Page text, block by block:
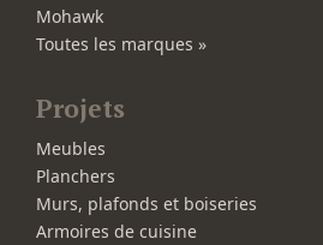
Mohawk
Toutes les marques »
Projets
Meubles
Planchers
Murs, plafonds et boiseries
Armoires de cuisine